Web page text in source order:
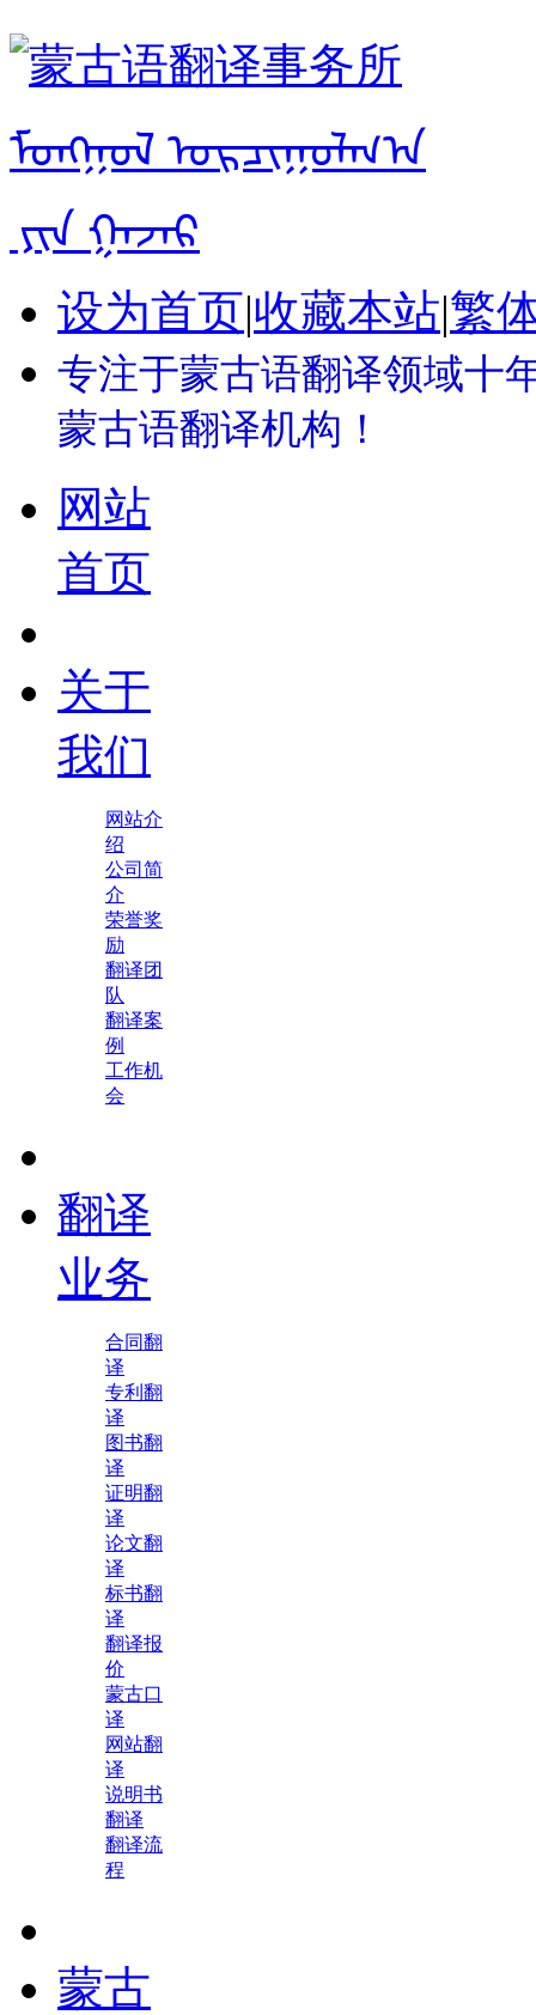
设为首页|收藏本站|繁
专注于蒙古语翻译领域十
蒙古语翻译机构！
网站
首页
关于
我们
网站介
绍
公司简
介
荣誉奖
励
翻译团
队
翻译案
例
工作机
会
翻译
业务
合同翻
译
专利翻
译
图书翻
译
证明翻
译
论文翻
译
标书翻
译
翻译报
价
蒙古口
译
网站翻
译
说明书
翻译
翻译流
程
蒙古